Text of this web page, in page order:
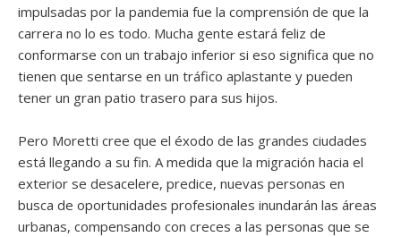
impulsadas por la pandemia fue la comprensión de que la
carrera no lo es todo. Mucha gente estará feliz de
conformarse con un trabajo inferior si eso significa que no
tienen que sentarse en un tráfico aplastante y pueden
tener un gran patio trasero para sus hijos.
Pero Moretti cree que el éxodo de las grandes ciudades
está llegando a su fin. A medida que la migración hacia el
exterior se desacelere, predice, nuevas personas en
busca de oportunidades profesionales inundarán las áreas
urbanas, compensando con creces a las personas que se